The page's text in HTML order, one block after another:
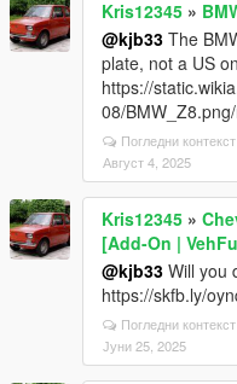
Kris12345 »
@kjb33 The
plate, not a US
https://
08/
Погледни контекст
Август 4, 2025
Kris12345 »
[Add-On |
@kjb33 Will you
https://skfb.ly/
Погледни контекст
Јуни 25, 2025